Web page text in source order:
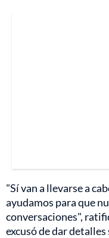
"Sí van a llevarse a
ayudamos para que
conversaciones",
excusó de dar